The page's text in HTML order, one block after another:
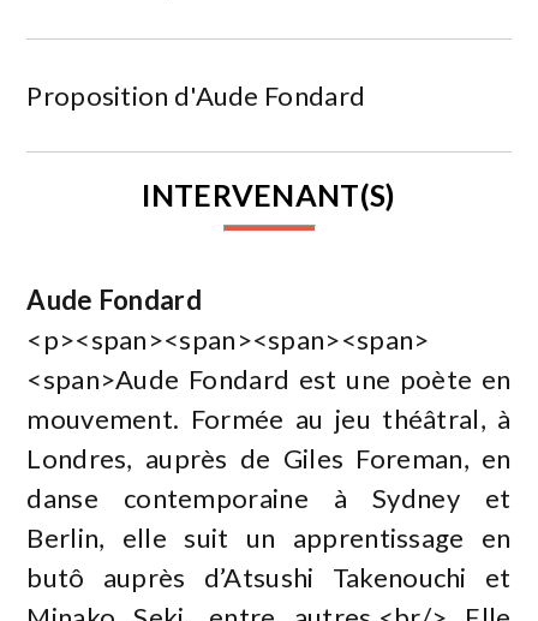
Proposition d'Aude Fondard
INTERVENANT(S)
Aude Fondard
<p><span><span><span><span>
<span>Aude Fondard est une poète en
mouvement. Formée au jeu théâtral, à
Londres, auprès de Giles Foreman, en
danse contemporaine à Sydney et
Berlin, elle suit un apprentissage en
butô auprès d’Atsushi Takenouchi et